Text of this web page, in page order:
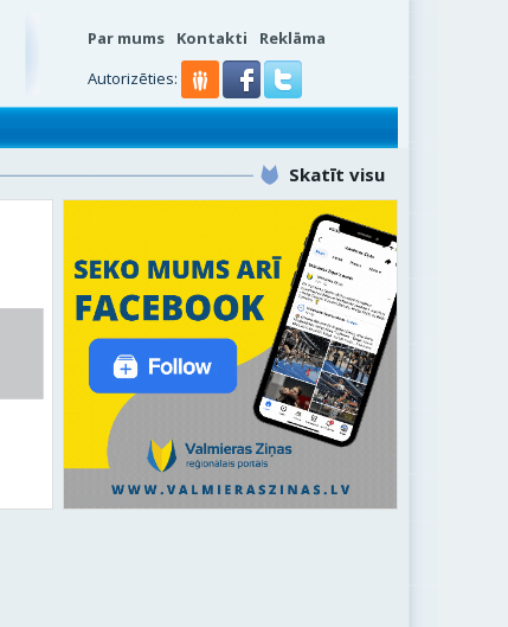
Par mums Kontakti
Reklāma
Autorizēties:
Skatīt visu